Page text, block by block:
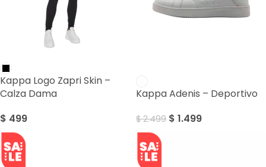
Kappa Logo Zapri Skin –
Calza Dama
$ 499
Kappa Adenis – Deportivo
$2.499 $ 1.499